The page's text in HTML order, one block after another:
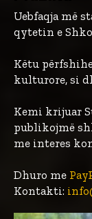
Uebfaqja më
qytetin e
Këtu
kulturore, si
Kemi krijuar
publikojmë
me interes
Dhuro me
Kontakti: